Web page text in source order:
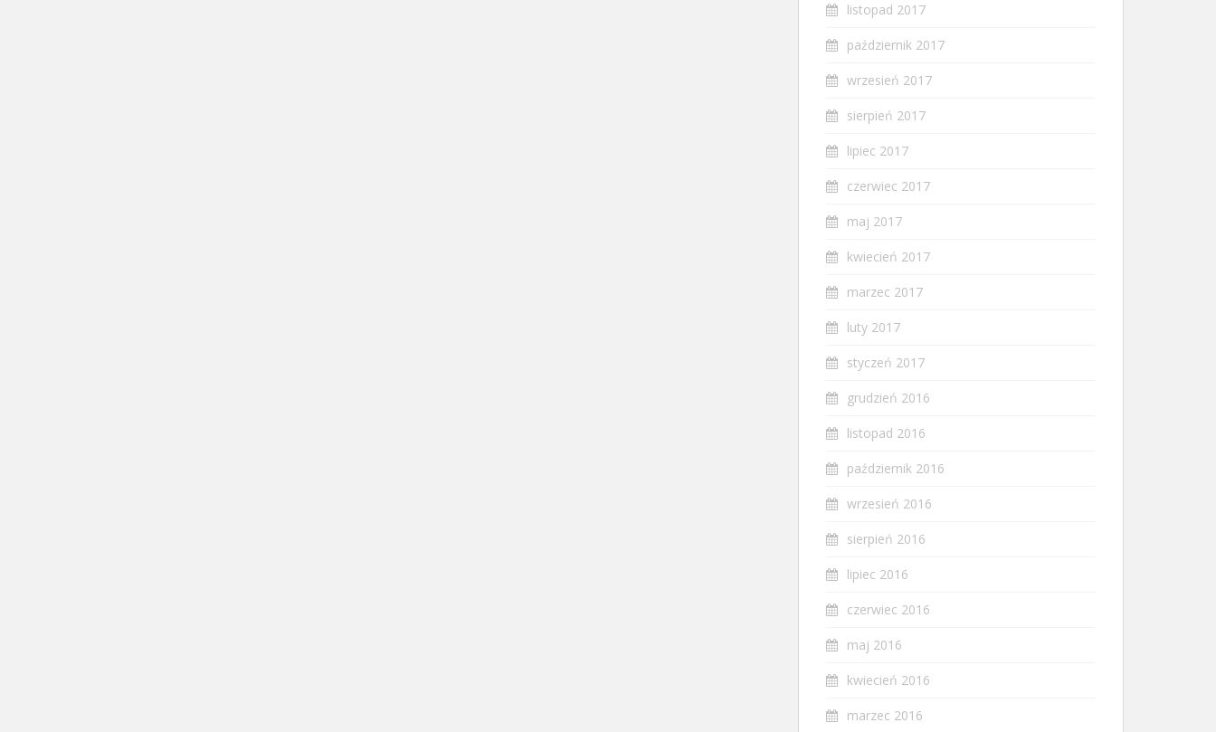
listopad 2017
październik 2017
wrzesień 2017
sierpień 2017
lipiec 2017
czerwiec 2017
maj 2017
kwiecień 2017
marzec 2017
luty 2017
styczeń 2017
grudzień 2016
listopad 2016
październik 2016
wrzesień 2016
sierpień 2016
lipiec 2016
czerwiec 2016
maj 2016
kwiecień 2016
marzec 2016